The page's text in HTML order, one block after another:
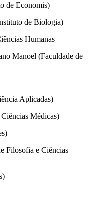
de Economis)
de Biologia)
Humanas
Manoel (Faculdade de
Aplicadas)
Ciências Médicas)
Filosofia e Ciências